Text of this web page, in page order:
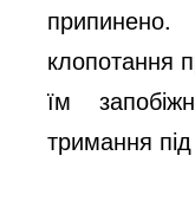
клопотання
їм
тримання